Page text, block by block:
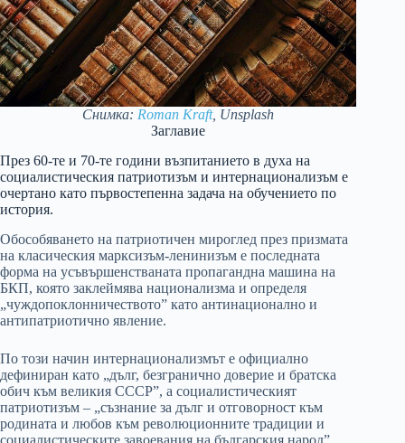
Снимка: Roman Kraft, Unsplash
Заглавие
През 60-те и 70-те години възпитанието в духа на
социалистическия патриотизъм и интернационализъм е
очертано като първостепенна задача на обучението по
история.
Обособяването на патриотичен мироглед през призмата
на класическия марксизъм-ленинизъм е последната
форма на усъвършенстваната пропагандна машина на
БКП, която заклеймява национализма и определя
„чуждопоклонничеството” като антинационално и
антипатриотично явление.
По този начин интернационализмът е официално
дефиниран като „дълг, безгранично доверие и братска
обич към великия СССР”, а социалистическият
патриотизъм – „съзнание за дълг и отговорност към
родината и любов към революционните традиции и
социалистическите завоевания на българския народ”.